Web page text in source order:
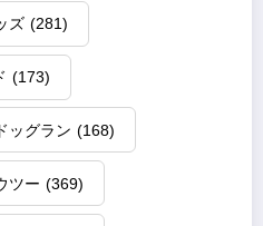
ズ (281)
(173)
ドッグラン (168)
ツー (369)